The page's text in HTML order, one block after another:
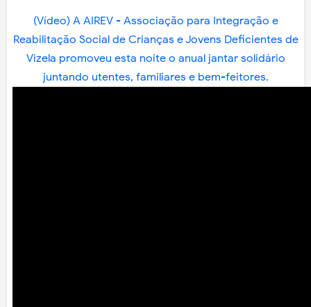
(Vídeo) A AIREV - Associação para Integração e
Reabilitação Social de Crianças e Jovens Deficientes de
Vizela promoveu esta noite o anual jantar solidário
juntando utentes, familiares e bem-feitores.